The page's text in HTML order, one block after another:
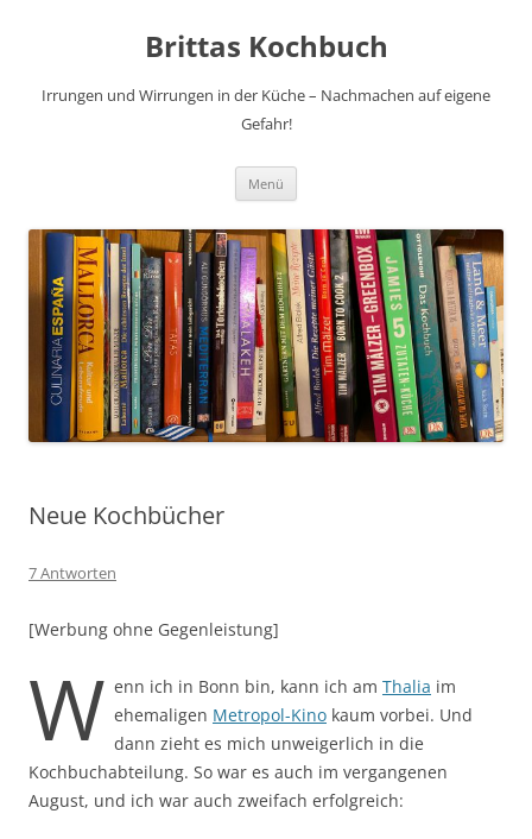
Brittas Kochbuch
Irrungen und Wirrungen in der Küche – Nachmachen auf eigene
Gefahr!
Menü
Neue Kochbücher
7 Antworten
[Werbung ohne Gegenleistung]
W enn ich in Bonn bin, kann ich am Thalia im
ehemaligen Metropol-Kino kaum vorbei. Und
dann zieht es mich unweigerlich in die
Kochbuchabteilung. So war es auch im vergangenen
August, und ich war auch zweifach erfolgreich: